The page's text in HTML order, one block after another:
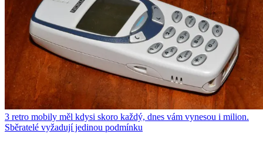
3 retro mobily měl kdysi skoro každý, dnes vám vynesou i milion.
Sběratelé vyžadují jedinou podmínku